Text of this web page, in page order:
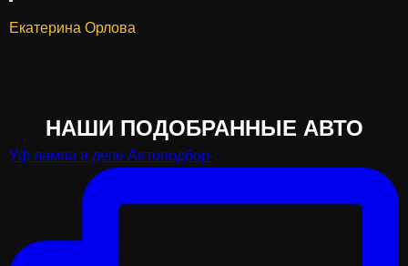
Екатерина Орлова
НАШИ ПОДОБРАННЫЕ АВТО
Уф лампа в деле Автоподбор-